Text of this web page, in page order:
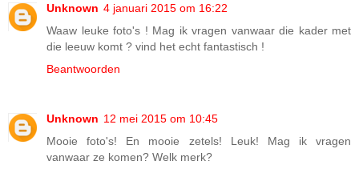
Unknown 4 januari 2015 om 16:22
Waaw leuke foto's ! Mag ik vragen vanwaar die kader met
die leeuw komt ? vind het echt fantastisch !
Beantwoorden
Unknown 12 mei 2015 om 10:45
Mooie foto's! En mooie zetels! Leuk! Mag ik vragen
vanwaar ze komen? Welk merk?